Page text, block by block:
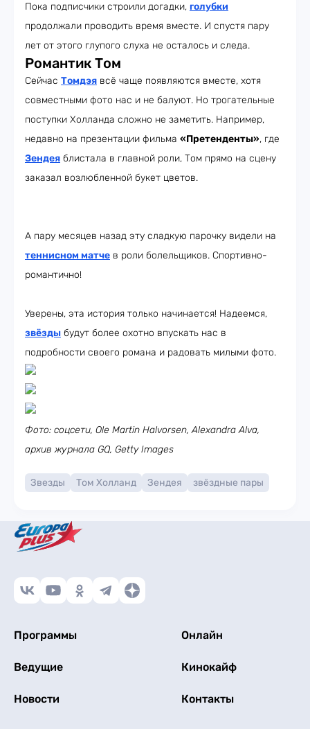
Пока подписчики строили догадки, голубки
продолжали проводить время вместе. И спустя пару
лет от этого глупого слуха не осталось и следа.
Романтик Том
Сейчас Томдэя всё чаще появляются вместе, хотя
совместными фото нас и не балуют. Но трогательные
поступки Холланда сложно не заметить. Например,
недавно на презентации фильма «Претенденты», где
Зендея блистала в главной роли, Том прямо на сцену
заказал возлюбленной букет цветов.
А пару месяцев назад эту сладкую парочку видели на
теннисном матче в роли болельщиков. Спортивно-
романтично!
Уверены, эта история только начинается! Надеемся,
звёзды будут более охотно впускать нас в
подробности своего романа и радовать милыми фото.
Фото: соцсети, Ole Martin Halvorsen, Alexandra Alva,
архив журнала GQ, Getty Images
Звезды Том Холланд Зендея звёздные пары
Программы Онлайн
Ведущие Кинокайф
Новости Контакты